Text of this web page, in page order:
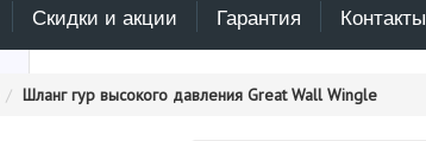
Скидки и акции Гарантия Контакты
Шланг гур высокого давления Great Wall Wingle